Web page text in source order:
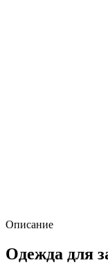
Описание
Одежда для